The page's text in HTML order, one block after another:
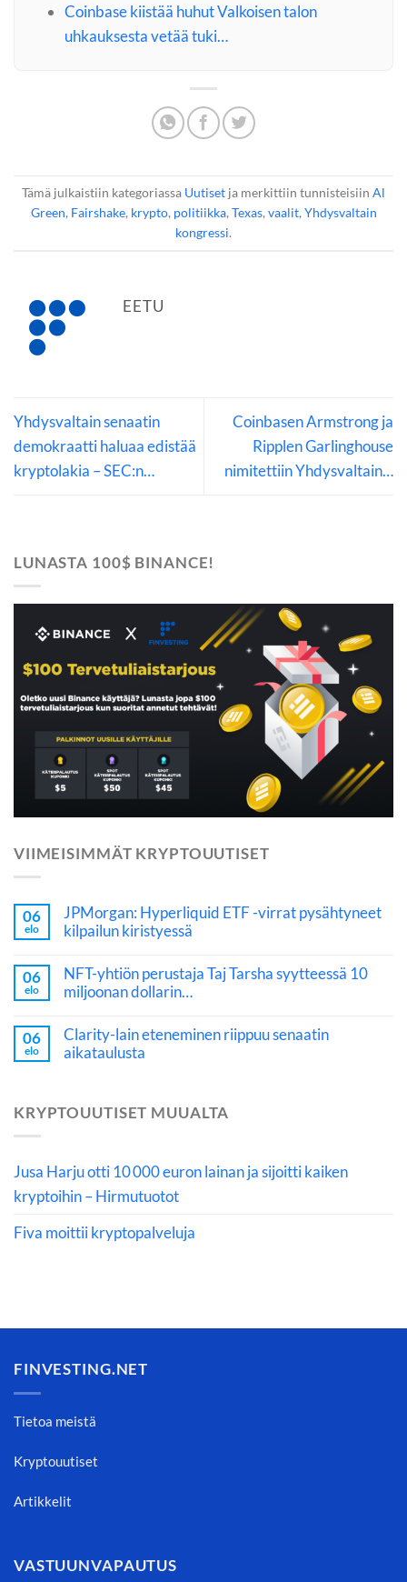
Coinbase kiistää huhut Valkoisen talon
uhkauksesta vetää tuki…
Tämä julkaistiin kategoriassa Uutiset ja merkittiin tunnisteisiin Al
Green, Fairshake, krypto, politiikka, Texas, vaalit, Yhdysvaltain
kongressi.
EETU
Yhdysvaltain senaatin
demokraatti haluaa edistää
kryptolakia – SEC:n…
Coinbasen Armstrong ja
Ripplen Garlinghouse
nimitettiin Yhdysvaltain…
LUNASTA 100$ BINANCE!
VIIMEISIMMÄT KRYPTOUUTISET
06
elo
JPMorgan: Hyperliquid ETF -virrat pysähtyneet
kilpailun kiristyessä
06
elo
NFT-yhtiön perustaja Taj Tarsha syytteessä 10
miljoonan dollarin…
06
elo
Clarity-lain eteneminen riippuu senaatin
aikataulusta
KRYPTOUUTISET MUUALTA
Jusa Harju otti 10 000 euron lainan ja sijoitti kaiken
kryptoihin – Hirmutuotot
Fiva moittii kryptopalveluja
FINVESTING.NET
Tietoa meistä
Kryptouutiset
Artikkelit
VASTUUNVAPAUTUS